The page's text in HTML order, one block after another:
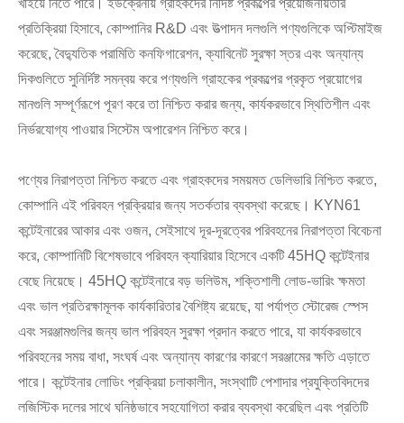
প্রতিক্রিয়া হিসাবে, কোম্পানির R&D এবং উত্পাদন দলগুলি পণ্যগুলিকে অপ্টিমাইজ
করেছে, বৈদ্যুতিক পরামিতি কনফিগারেশন, ক্যাবিনেট সুরক্ষা স্তর এবং অন্যান্য
দিকগুলিতে সুনির্দিষ্ট সমন্বয় করে পণ্যগুলি গ্রাহকের প্রকল্পের প্রকৃত প্রয়োগের
মানগুলি সম্পূর্ণরূপে পূরণ করে তা নিশ্চিত করার জন্য, কার্যকরভাবে স্থিতিশীল এবং
নির্ভরযোগ্য পাওয়ার সিস্টেম অপারেশন নিশ্চিত করে।
পণ্যের নিরাপত্তা নিশ্চিত করতে এবং গ্রাহকদের সময়মত ডেলিভারি নিশ্চিত করতে,
কোম্পানি এই পরিবহন প্রক্রিয়ার জন্য সতর্কতার ব্যবস্থা করেছে। KYN61
কন্টেইনারের আকার এবং ওজন, সেইসাথে দূর-দূরত্বের পরিবহনের নিরাপত্তা বিবেচনা
করে, কোম্পানিটি বিশেষভাবে পরিবহন ক্যারিয়ার হিসেবে একটি 45HQ কন্টেইনার
বেছে নিয়েছে। 45HQ কন্টেইনারে বড় ভলিউম, শক্তিশালী লোড-ভারিং ক্ষমতা
এবং ভাল প্রতিরক্ষামূলক কার্যকারিতার বৈশিষ্ট্য রয়েছে, যা পর্যাপ্ত স্টোরেজ স্পেস
এবং সরঞ্জামগুলির জন্য ভাল পরিবহন সুরক্ষা প্রদান করতে পারে, যা কার্যকরভাবে
পরিবহনের সময় বাধা, সংঘর্ষ এবং অন্যান্য কারণের কারণে সরঞ্জামের ক্ষতি এড়াতে
পারে। কন্টেইনার লোডিং প্রক্রিয়া চলাকালীন, সংস্থাটি পেশাদার প্রযুক্তিবিদদের
লজিস্টিক দলের সাথে ঘনিষ্ঠভাবে সহযোগিতা করার ব্যবস্থা করেছিল এবং প্রতিটি